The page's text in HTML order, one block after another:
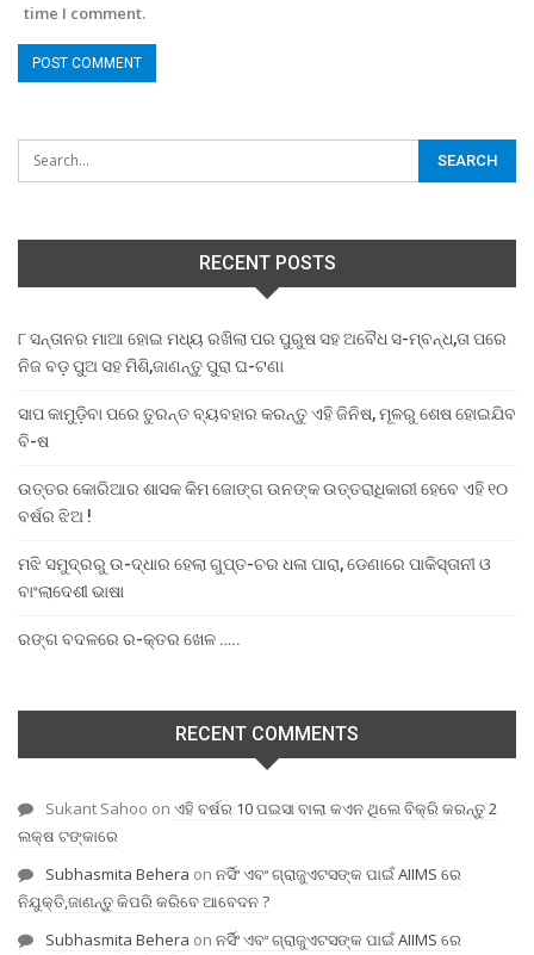
time I comment.
RECENT POSTS
୮ ସନ୍ତାନର ମାଆ ହୋଇ ମଧ୍ୟ ରଖିଲା ପର ପୁରୁଷ ସହ ଅବୈଧ ସ-ମ୍ବନ୍ଧ,ତା ପରେ
ନିଜ ବଡ଼ ପୁଅ ସହ ମିଶି,ଜାଣନ୍ତୁ ପୁରା ଘ-ଟଣା
ସାପ କାମୁଡ଼ିବା ପରେ ତୁରନ୍ତ ବ୍ୟବହାର କରନ୍ତୁ ଏହି ଜିନିଷ, ମୂଳରୁ ଶେଷ ହୋଇଯିବ
ବି-ଷ
ଉତ୍ତର କୋରିଆର ଶାସକ କିମ ଜୋଙ୍ଗ ଉନଙ୍କ ଉତ୍ତରାଧିକାରୀ ହେବେ ଏହି ୧୦
ବର୍ଷର ଝିଅ !
ମଝି ସମୁଦ୍ରରୁ ଉ-ଦ୍ଧାର ହେଲା ଗୁପ୍ତ-ଚର ଧଳା ପାରା, ଡେଣାରେ ପାକିସ୍ତାନୀ ଓ
ବାଂଲାଦେଶୀ ଭାଷା
ରଙ୍ଗ ବଦଳରେ ର-କ୍ତର ଖେଳ …..
RECENT COMMENTS
Sukant Sahoo on ଏହି ବର୍ଷର 10 ପଇସା ବାଲା କଏନ ଥିଲେ ବିକ୍ରି କରନ୍ତୁ 2
ଲକ୍ଷ ଟଙ୍କାରେ
Subhasmita Behera on ନର୍ସିଂ ଏବଂ ଗ୍ରାଜୁଏଟସଙ୍କ ପାଇଁ AIIMS ରେ
ନିଯୁକ୍ତି,ଜାଣନ୍ତୁ କିପରି କରିବେ ଆବେଦନ ?
Subhasmita Behera on ନର୍ସିଂ ଏବଂ ଗ୍ରାଜୁଏଟସଙ୍କ ପାଇଁ AIIMS ରେ